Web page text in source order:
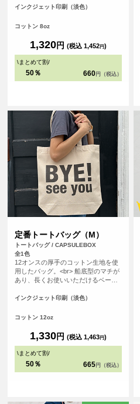
ち手が長く、肩にゆったりとかけて
容量で持ち歩きのしやすいバック
ます。
インクジェット印刷（淡色）
コットン 8oz
1,320円 (税込 1,452円)
\まとめて割/
50％ 660 円（税込）
定番トートバッグ（M）
トートバッグ / CAPSULEBOX
全1色
12オンスの厚手のコットン生地を使
用したバッグ。<br> 船底型のマチが
あり、長くお使いいただけるベーシ
<br> 印刷は白色を印刷しない、フル
囲を印刷いただけるので、ノベルテ
インクジェット印刷（淡色）
コットン 12oz
1,330円 (税込 1,463円)
\まとめて割/
50％ 665 円（税込）